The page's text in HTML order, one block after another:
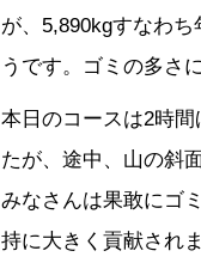
が、5,890kgすなわ
うです。ゴミの多さ
本日のコースは2時
たが、途中、山の斜
みなさんは果敢にゴ
持に大きく貢献され